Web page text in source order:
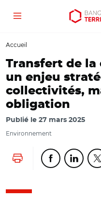
Aller
contenu
Aller
menu
Ouvrir
outils
Menu
Accueil
Transfert de la
un enjeu
collectivités,
obligation
Publié le 27 mars 2025
Environnement
Lancer l'impression
Partager